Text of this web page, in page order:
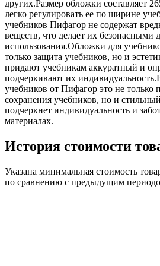
других.Размер обложки составляет
легко регулировать ее по ширине
учебников Пифагор не содержат
веществ, что делает их безопасными
использования.Обложки для
только защита учебников, но и
придают учебникам аккуратный и
подчеркивают их
учебников от Пифагор это не только
сохранения учебников, но и
подчеркнет индивидуальность и
материалах.
История стоимости
Указана минимальная стоимость
по сравнению с предыдущим